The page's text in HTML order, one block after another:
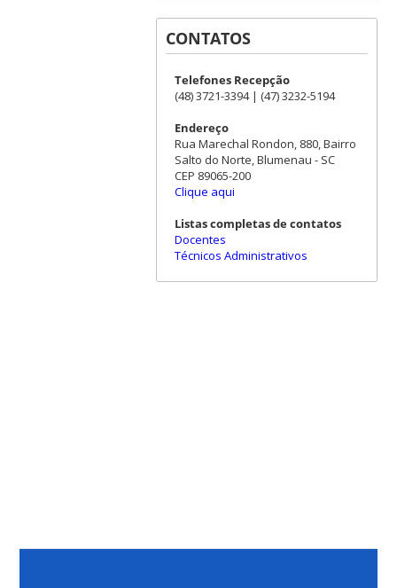
CONTATOS
Telefones Recepção
(48) 3721-3394 | (47) 3232-5194
Endereço
Rua Marechal Rondon, 880, Bairro
Salto do Norte, Blumenau - SC
CEP 89065-200
Clique aqui
Listas completas de contatos
Docentes
Técnicos Administrativos